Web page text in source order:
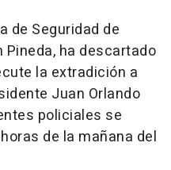
de Seguridad de
Pineda, ha descartado
la extradición a
Juan Orlando
policiales se
de la mañana del